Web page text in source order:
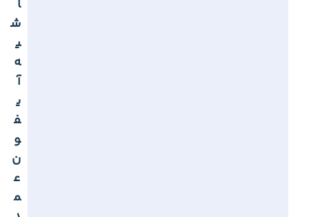
ا
ش
ی
ه
آ
ی
ف
و
ن
ع
م